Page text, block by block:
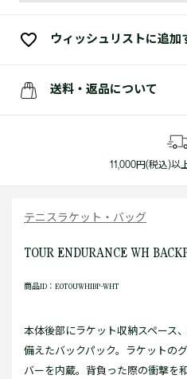
ウィッシュリストに追加
送料・返品について
11,000円(税込)以
テニスラケット・バッグ
TOUR ENDURANCE WH
商品ID：E0TOUWHIBP-WHT
本体後部にラケット収納スペース
備えたバックパック。ラケットの
バーを内蔵。背負った際の衝撃を